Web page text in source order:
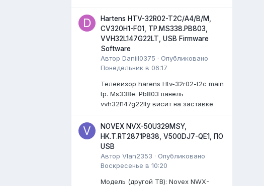
Hartens HTV-32R02-T2C/A4/B/M,
CV320H1-F01, TP.MS338.PB803,
VVH32L147G22LT, USB Firmware
Software
АвторDaniil0375 · Опубликовано
Понедельник в 06:17
Телевизор harens Htv-32r02-t2c main
tp. Ms338e. Pb803 панель
vvh32l147g22lty висит на заставке
NOVEX NVX-50U329MSY,
HK.T.RT2871P838, V500DJ7-QE1, ПО
USB
АвторVlan2353 · Опубликовано
Воскресенье в 10:20
Модель (другой ТВ): Novex NWX-